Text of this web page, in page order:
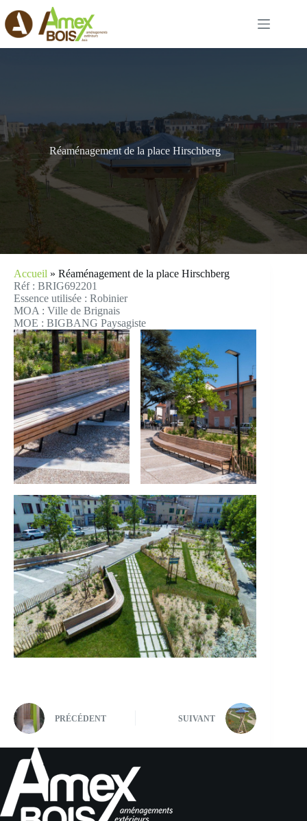
au
contenu
Réaménagement de la place Hirschberg
Accueil » Réaménagement de la place Hirschberg
Réf : BRIG692201
Essence utilisée : Robinier
MOA : Ville de Brignais
MOE : BIGBANG Paysagiste
PRÉCÉDENT SUIVANT